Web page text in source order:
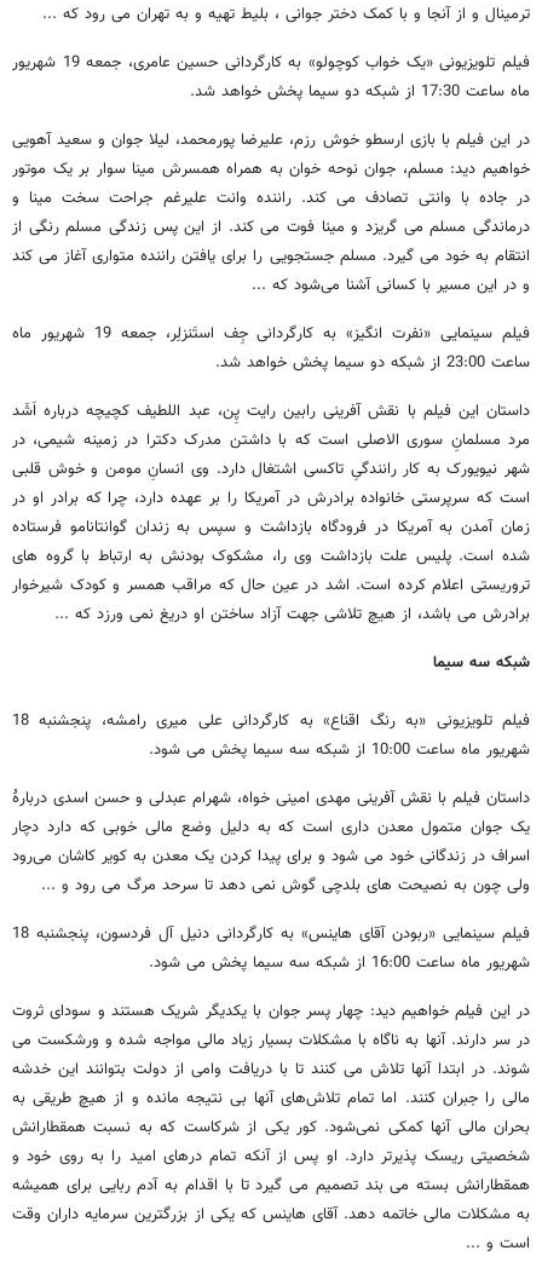
ترمینال و از آنجا و با کمک دختر جوانی ، بلیط تهیه و به تهران می رود که ...
فیلم تلویزیونی «یک خواب کوچولو» به کارگردانی حسین عامری، جمعه 19 شهریور
ماه ساعت 17:30 از شبکه دو سیما پخش خواهد شد.
در این فیلم با بازی ارسطو خوش رزم، علیرضا پورمحمد، لیلا جوان و سعید آهویی
خواهیم دید: مسلم، جوان نوحه خوان به همراه همسرش مینا سوار بر یک موتور
در جاده با وانتی تصادف می کند. راننده وانت علیرغم جراحت سخت مینا و
درماندگی مسلم می گریزد و مینا فوت می کند. از این پس زندگی مسلم رنگی از
انتقام به خود می گیرد. مسلم جستجویی را برای یافتن راننده متواری آغاز می کند
و در این مسیر با کسانی آشنا می‌شود که ...
فیلم سینمایی «نفرت انگیز» به کارگردانی جِف استَنزلِر، جمعه 19 شهریور ماه
ساعت 23:00 از شبکه دو سیما پخش خواهد شد.
داستان این فیلم با نقش آفرینی رابین رایت پِن، عبد اللطیف کچیچه درباره اَشَد
مرد مسلمانِ سوری الاصلی است که با داشتن مدرک دکترا در زمینه شیمی، در
شهر نیویورک به کار رانندگیِ تاکسی اشتغال دارد. وی انسانِ مومن و خوش قلبی
است که سرپرستی خانواده برادرش در آمریکا را بر عهده دارد، چرا که برادر او در
زمان آمدن به آمریکا در فرودگاه بازداشت و سپس به زندان گوانتانامو فرستاده
شده است. پلیس علت بازداشت وی را، مشکوک بودنش به ارتباط با گروه های
تروریستی اعلام کرده است. اشد در عین حال که مراقب همسر و کودک شیرخوار
برادرش می باشد، از هیچ تلاشی جهت آزاد ساختن او دریغ نمی ورزد که ...
شبکه سه سیما
فیلم تلویزیونی «به رنگ اقناع» به کارگردانی علی میری رامشه، پنجشنبه 18
شهریور ماه ساعت 10:00 از شبکه سه سیما پخش می شود.
داستان فیلم با نقش آفرینی مهدی امینی خواه، شهرام عبدلی و حسن اسدی دربارۀ
یک جوان متمول معدن داری است که به دلیل وضع مالی خوبی که دارد دچار
اسراف در زندگانی خود می شود و برای پیدا کردن یک معدن به کویر کاشان می‌رود
ولی چون به نصیحت های بلدچی گوش نمی دهد تا سرحد مرگ می رود و ...
فیلم سینمایی «ربودن آقای هاینس» به کارگردانی دنیل آل فردسون، پنجشنبه 18
شهریور ماه ساعت 16:00 از شبکه سه سیما پخش می شود.
در این فیلم خواهیم دید: چهار پسر جوان با یکدیگر شریک هستند و سودای ثروت
در سر دارند. آنها به ناگاه با مشکلات بسیار زیاد مالی مواجه شده و ورشکست می
شوند. در ابتدا آنها تلاش می کنند تا با دریافت وامی از دولت بتوانند این خدشه
مالی را جبران کنند. اما تمام تلاش‌های آنها بی نتیجه مانده و از هیچ طریقی به
بحران مالی آنها کمکی نمی‌شود. کور یکی از شرکاست که به نسبت همقطارانش
شخصیتی ریسک پذیرتر دارد. او پس از آنکه تمام درهای امید را به روی خود و
همقطارانش بسته می بند تصمیم می گیرد تا با اقدام به آدم ربایی برای همیشه
به مشکلات مالی خاتمه دهد. آقای هاینس که یکی از بزرگترین سرمایه داران وقت
است و ...